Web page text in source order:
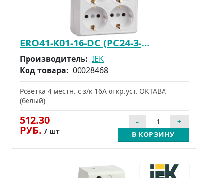
ERO41-K01-16-DC (РС24-3-ОБ)
Производитель: IEK
Код товара: 00028468
Розетка 4 местн. с з/к 16А откр.уст. ОКТАВА
(белый)
512.30
РУБ. / шт В КОРЗИНУ